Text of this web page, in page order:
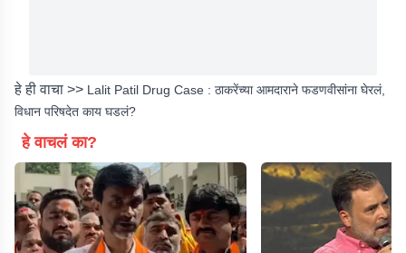
हे ही वाचा >> Lalit Patil Drug Case : ठाकरेंच्या आमदाराने फडणवीसांना घेरलं,
विधान परिषदेत काय घडलं?
हे वाचलं का?